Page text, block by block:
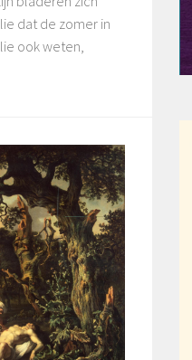
dat de zomer in
ook weten,